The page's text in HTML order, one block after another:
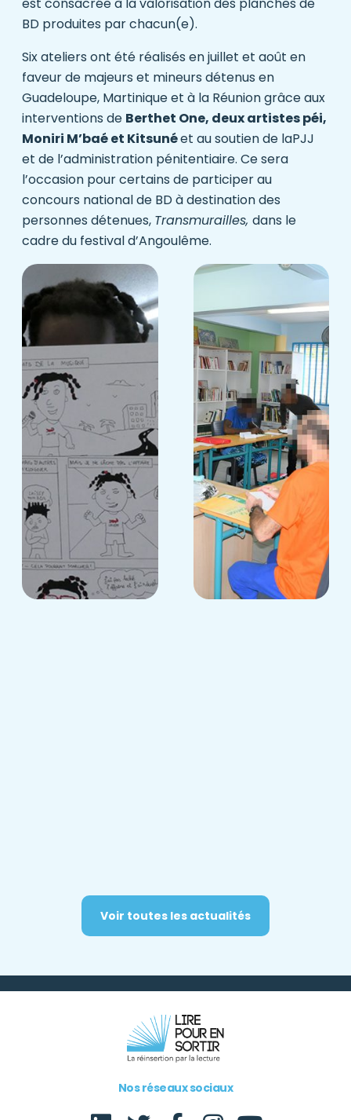
BD produites par chacun(e).
Six ateliers ont été réalisés en juillet et août en
faveur de majeurs et mineurs détenus en
Guadeloupe, Martinique et à la Réunion grâce aux
interventions de Berthet One, deux artistes péi,
Moniri M’baé et Kitsunéet au soutien de laPJJ
et de l’administration pénitentiaire. Ce sera
l’occasion pour certains de participer au
concours national de BD à destination des
personnes détenues, Transmurailles, dans le
cadre du festival d’Angoulême.
Voir toutes les actualités
Nos réseaux sociaux